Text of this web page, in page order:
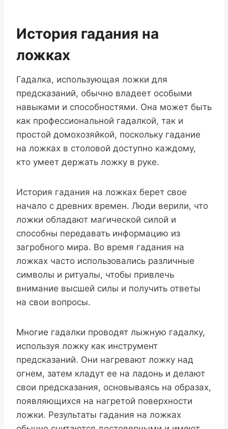
История гадания на
ложках
Гадалка, использующая ложки для
предсказаний, обычно владеет особыми
навыками и способностями. Она может быть
как профессиональной гадалкой, так и
простой домохозяйкой, поскольку гадание
на ложках в столовой доступно каждому,
кто умеет держать ложку в руке.
История гадания на ложках берет свое
начало с древних времен. Люди верили, что
ложки обладают магической силой и
способны передавать информацию из
загробного мира. Во время гадания на
ложках часто использовались различные
символы и ритуалы, чтобы привлечь
внимание высшей силы и получить ответы
на свои вопросы.
Многие гадалки проводят лыжную гадалку,
используя ложку как инструмент
предсказаний. Они нагревают ложку над
огнем, затем кладут ее на ладонь и делают
свои предсказания, основываясь на образах,
появляющихся на нагретой поверхности
ложки. Результаты гадания на ложках